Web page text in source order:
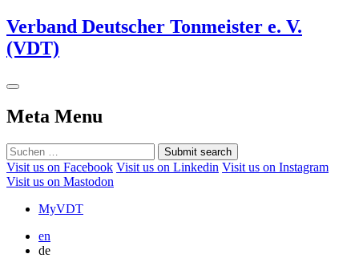
Verband Deutscher Tonmeister e. V.
(VDT)
Meta Menu
Submit search
Visit us on Facebook Visit us on Linkedin Visit us on Instagram
Visit us on Mastodon
MyVDT
en
de